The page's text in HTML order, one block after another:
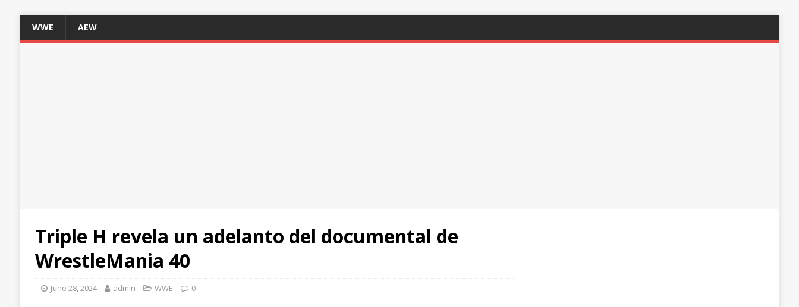
WWE AEW
Triple H revela un adelanto del documental de
WrestleMania 40
June 28, 2024 admin WWE 0